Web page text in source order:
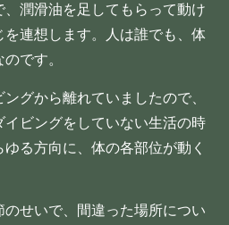
潤滑油を足してもらって動け
連想します。人は誰でも、体
です。
グから離れていましたので、
ビングをしていない生活の時
る方向に、体の各部位が動く
せいで、間違った場所につい